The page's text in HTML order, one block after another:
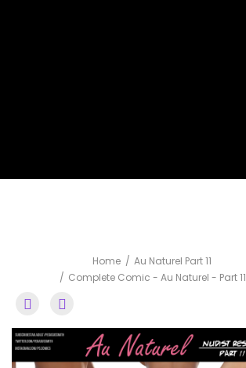
Home
Au Naturel Part 11
Complete Comic - Au Naturel - Part 11